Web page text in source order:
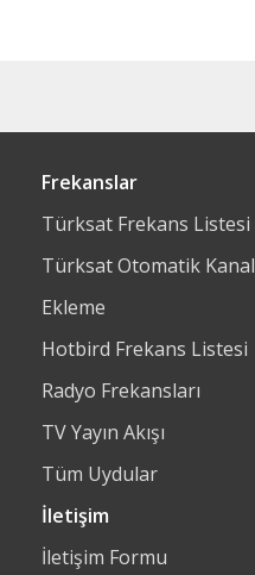
Frekanslar
Türksat Frekans Listesi
Türksat Otomatik Kanal
Ekleme
Hotbird Frekans Listesi
Radyo Frekansları
TV Yayın Akışı
Tüm Uydular
İletişim
İletişim Formu